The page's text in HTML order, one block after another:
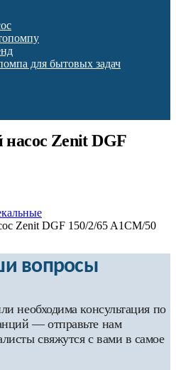
для бытовых задач
Zenit DGF
Zenit DGF 150/2/65 A1CM/50
вопросы
необходима консультация по
— отправьте нам
свяжутся с вами в самое